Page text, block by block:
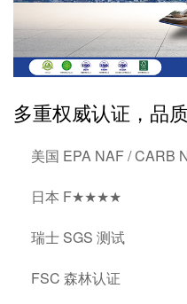
多重权威认证，品
美国 EPA NAF / CARB
日本 F★★★★
瑞士 SGS 测试
FSC 森林认证